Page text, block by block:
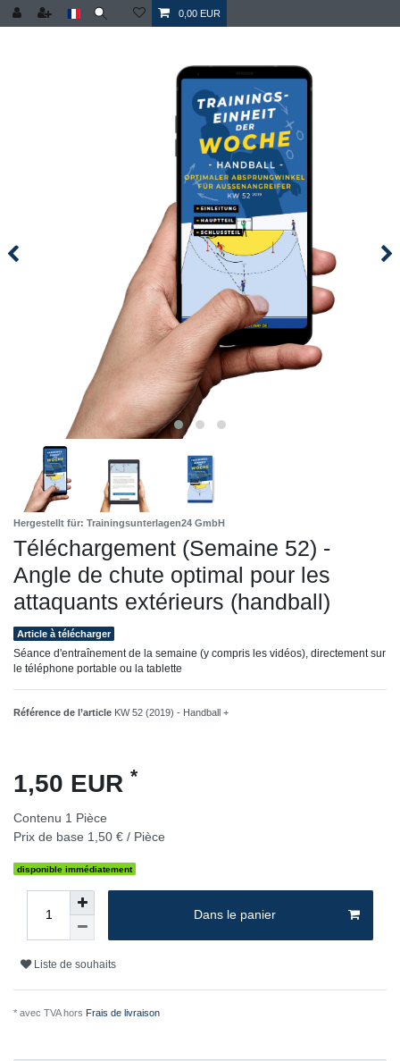
0,00 EUR
Hergestellt für: Trainingsunterlagen24 GmbH
Téléchargement (Semaine 52) -
Angle de chute optimal pour les
attaquants extérieurs (handball)
Article à télécharger
Séance d'entraînement de la semaine (y compris les vidéos), directement sur
le téléphone portable ou la tablette
Référence de l’article KW 52 (2019) - Handball +
1,50 EUR *
Contenu 1 Pièce
Prix de base 1,50 € / Pièce
disponible immédiatement
Dans le panier
Liste de souhaits
* avec TVA hors Frais de livraison